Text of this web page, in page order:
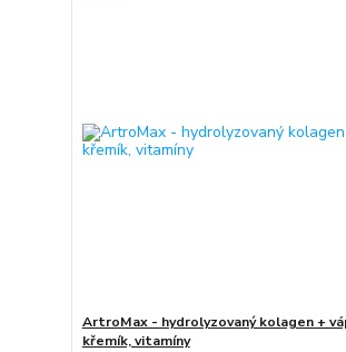
ArtroMax - hydrolyzovaný kolagen +
křemík, vitamíny